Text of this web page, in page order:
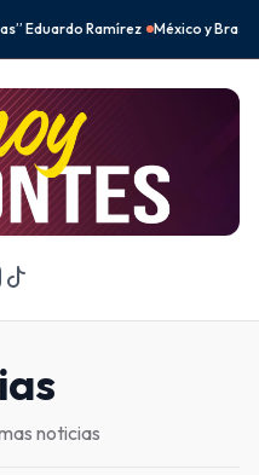
desbancan a Corea del Sur en el
noticias